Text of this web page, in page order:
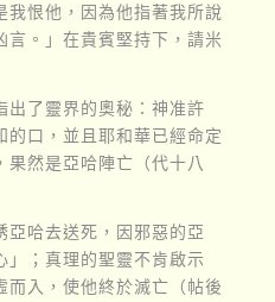
我恨他，因為他指著我所說
言。」在貴賓堅持下，請米
出了靈界的奧秘：神准許
的口，並且耶和華已經命定
果然是亞哈陣亡（代十八
亞哈去送死，因邪惡的亞
」；真理的聖靈不肯啟示
而入，使他終於滅亡（帖後